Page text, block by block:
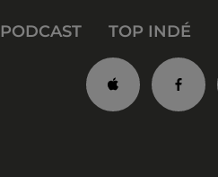
PODCAST TOP INDÉ